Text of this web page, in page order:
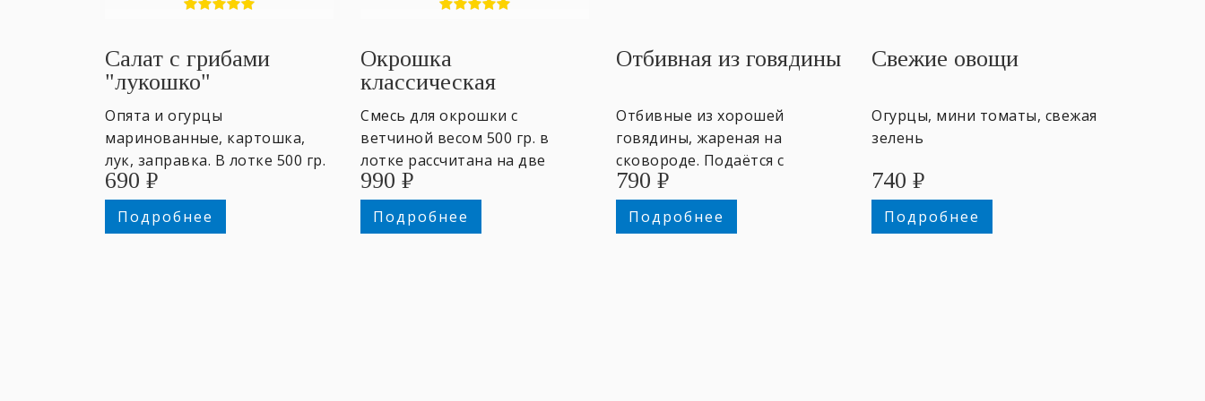
Салат с грибами
"лукошко"
Опята и огурцы
маринованные, картошка,
лук, заправка. В лотке 500 гр.
~4 персоны.
690 ₽
Подробнее
Окрошка
классическая
Смесь для окрошки с
ветчиной весом ​500 гр. в
лотке ​рассчитана на две
добротные порции. Заправка
на выбор: квас, кефир. ~2
персоны.
990 ₽
Подробнее
Отбивная из говядины
Отбивные из хорошей
говядины, жареная на
сковороде. Подаётся с
гарниром на выбор. 170/200
гр.
790 ₽
Подробнее
Свежие овощи
Огурцы, мини томаты, свежая
зелень
740 ₽
Подробнее